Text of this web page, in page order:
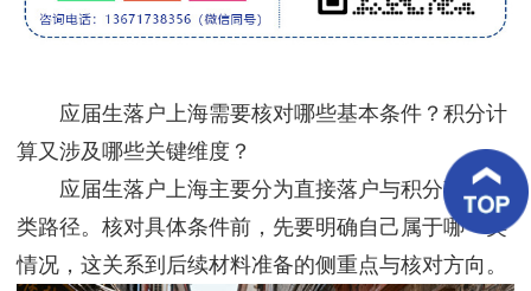
务
优
案
客
好
应届生落户上海需要核对哪些基本条件？积分计
算又涉及哪些关键维度？
应届生落户上海主要分为直接落户与积分落户两
类路径。核对具体条件前，先要明确自己属于哪一类
情况，这关系到后续材料准备的侧重点与核对方向。